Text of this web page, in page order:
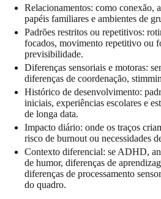
Relacionamentos: como conexão,
papéis familiares e ambientes de
Padrões restritos ou repetitivos:
focados, movimento repetitivo ou
previsibilidade.
Diferenças sensoriais e motoras:
diferenças de coordenação,
Histórico de desenvolvimento:
iniciais, experiências escolares e
de longa data.
Impacto diário: onde os traços
risco de burnout ou necessidades
Contexto diferencial: se ADHD,
de humor, diferenças de
diferenças de processamento
do quadro.